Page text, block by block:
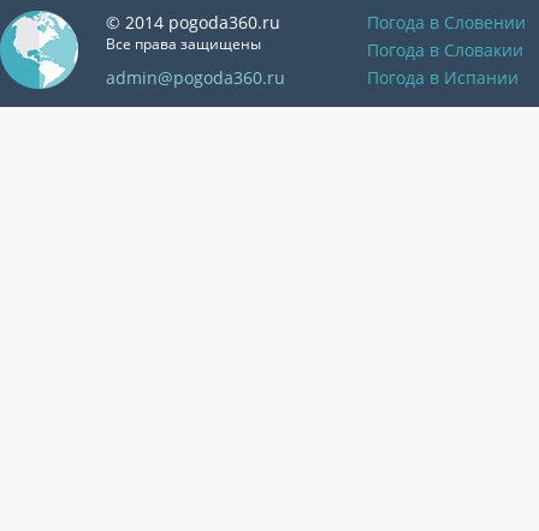
© 2014 pogoda360.ru
Все права защищены
admin@pogoda360.ru
Погода в Словении
Погода в Словакии
Погода в Испании